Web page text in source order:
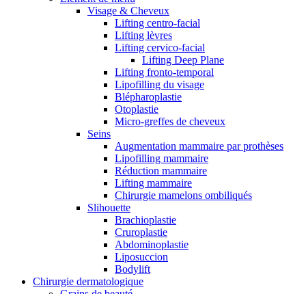
Visage & Cheveux
Lifting centro-facial
Lifting lèvres
Lifting cervico-facial
Lifting Deep Plane
Lifting fronto-temporal
Lipofilling du visage
Blépharoplastie
Otoplastie
Micro-greffes de cheveux
Seins
Augmentation mammaire par prothèses
Lipofilling mammaire
Réduction mammaire
Lifting mammaire
Chirurgie mamelons ombiliqués
Slihouette
Brachioplastie
Cruroplastie
Abdominoplastie
Liposuccion
Bodylift
Chirurgie dermatologique